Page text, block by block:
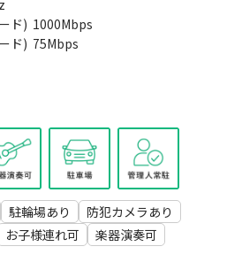
ド) 1000Mbps
ド) 75Mbps
駐輪場あり
防犯カメラあり
お子様連れ可
楽器演奏可